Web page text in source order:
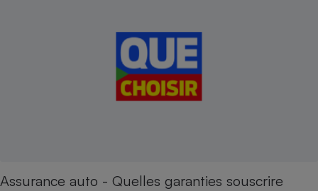
Assurance auto - Quelles garanties souscrire